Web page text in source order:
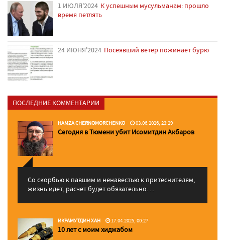
1 ИЮЛЯ'2024 К успешным мусульманам: прошло
время петлять
24 ИЮНЯ'2024 Посеявший ветер пожинает бурю
ПОСЛЕДНИЕ КОММЕНТАРИИ
HAMZA CHERNOMORCHENKO 03.06.2026, 23:29
Сегодня в Тюмени убит Исомитдин Акбаров
Со скорбью к павшим и ненавестью к притеснителям,
жизнь идет, расчет будет обязательно. ...
ИКРАМУТДИН ХАН 17.04.2025, 00:27
10 лет с моим хиджабом